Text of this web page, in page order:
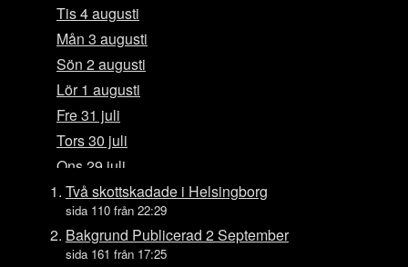
Tis 4 augusti
Mån 3 augusti
Sön 2 augusti
Lör 1 augusti
Fre 31 juli
Tors 30 juli
Ons 29 juli
Tis 28 juli
Mån 27 juli
Sön 26 juli
Två skottskadade i Helsingborg
sida 110 från 22:29
Bakgrund Publicerad 2 September
sida 161 från 17:25